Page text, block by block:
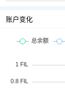
账户变化